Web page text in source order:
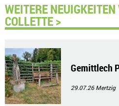
WEITERE NEUIGKEITEN
COLLETTE >
Gemittlech
29.07.26Mertzig